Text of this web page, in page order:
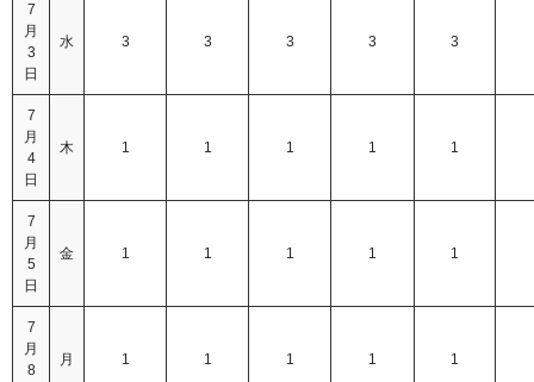
7
月
3
日
水 3 3 3 3 3
7
月
4
日
木 1 1 1 1 1
7
月
5
日
金 1 1 1 1 1
7
月
8
月 1 1 1 1 1